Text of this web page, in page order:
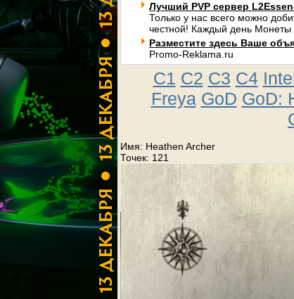
Лучший PVP сервер
Только у нас всего можно
честной! Каждый день Монеты
Разместите здесь Ваше
Promo-Reklama.ru
C1 C2 C3 C4
Freya GoD GoD:
Имя: Heathen Archer
Точек: 121